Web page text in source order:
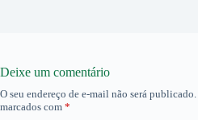
Deixe um comentário
O seu endereço de e-mail não será publicado.
marcados com *